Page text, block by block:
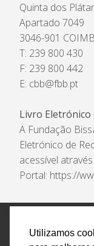
Utilizamos
Quinta dos
Apartado 7049
3046-901
T: 239 800 430
F: 239 800 442
E: cbb@fbb.pt
Livro Eletrónico
A Fundação
Eletrónico de
acessível
Portal: https://
Política de
Encarregado